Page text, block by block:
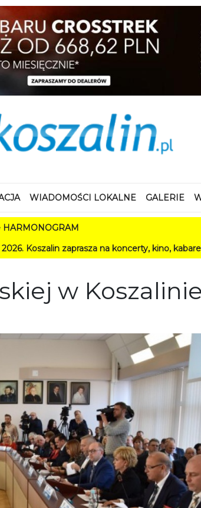
WIADOMOŚCI LOKALNE GALERIE
zaprasza na koncerty, kino, kabarety i
w